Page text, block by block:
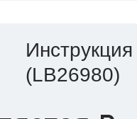
(LB26980)